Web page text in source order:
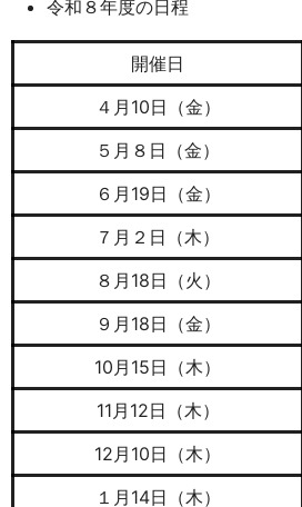
令和８年度の日程
開催日
４月10日（金）
５月８日（金）
６月19日（金）
７月２日（木）
８月18日（火）
９月18日（金）
10月15日（木）
11月12日（木）
12月10日（木）
１月14日（木）